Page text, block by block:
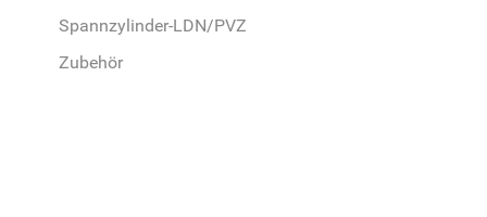
Spannzylinder-LDN/PVZ
Zubehör